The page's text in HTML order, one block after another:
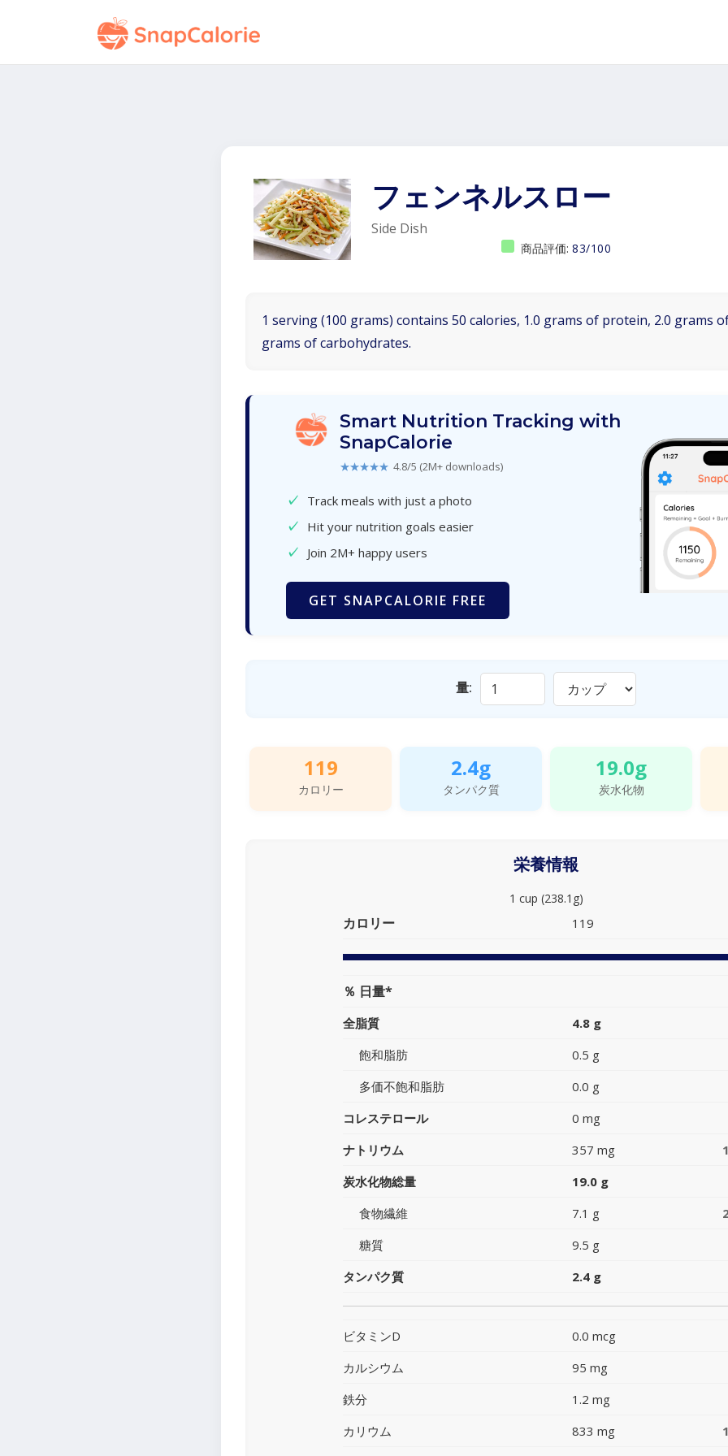
フェンネルスロー
Side Dish
商品評価: 83/100
1 serving (100 grams) contains 50 calories, 1.0 grams of protein, 2.0 grams
grams of carbohydrates.
Smart Nutrition Tracking with
SnapCalorie
★★★★★ 4.8/5 (2M+ downloads)
✓ Track meals with just a photo
✓ Hit your nutrition goals easier
✓ Join 2M+ happy users
GET SNAPCALORIE FREE
量:
119
カロリー
2.4g
タンパク質
19.0g
炭水化物
栄養情報
1 cup (238.1g)
カロリー 119
％ 日量*
全脂質
4.8 g
飽和脂肪
0.5 g
多価不飽和脂肪
0.0 g
コレステロール
0 mg
ナトリウム
357 mg
炭水化物総量
19.0 g
食物繊維
7.1 g
糖質
9.5 g
タンパク質
2.4 g
ビタミンD
0.0 mcg
カルシウム
95 mg
鉄分
1.2 mg
カリウム
833 mg